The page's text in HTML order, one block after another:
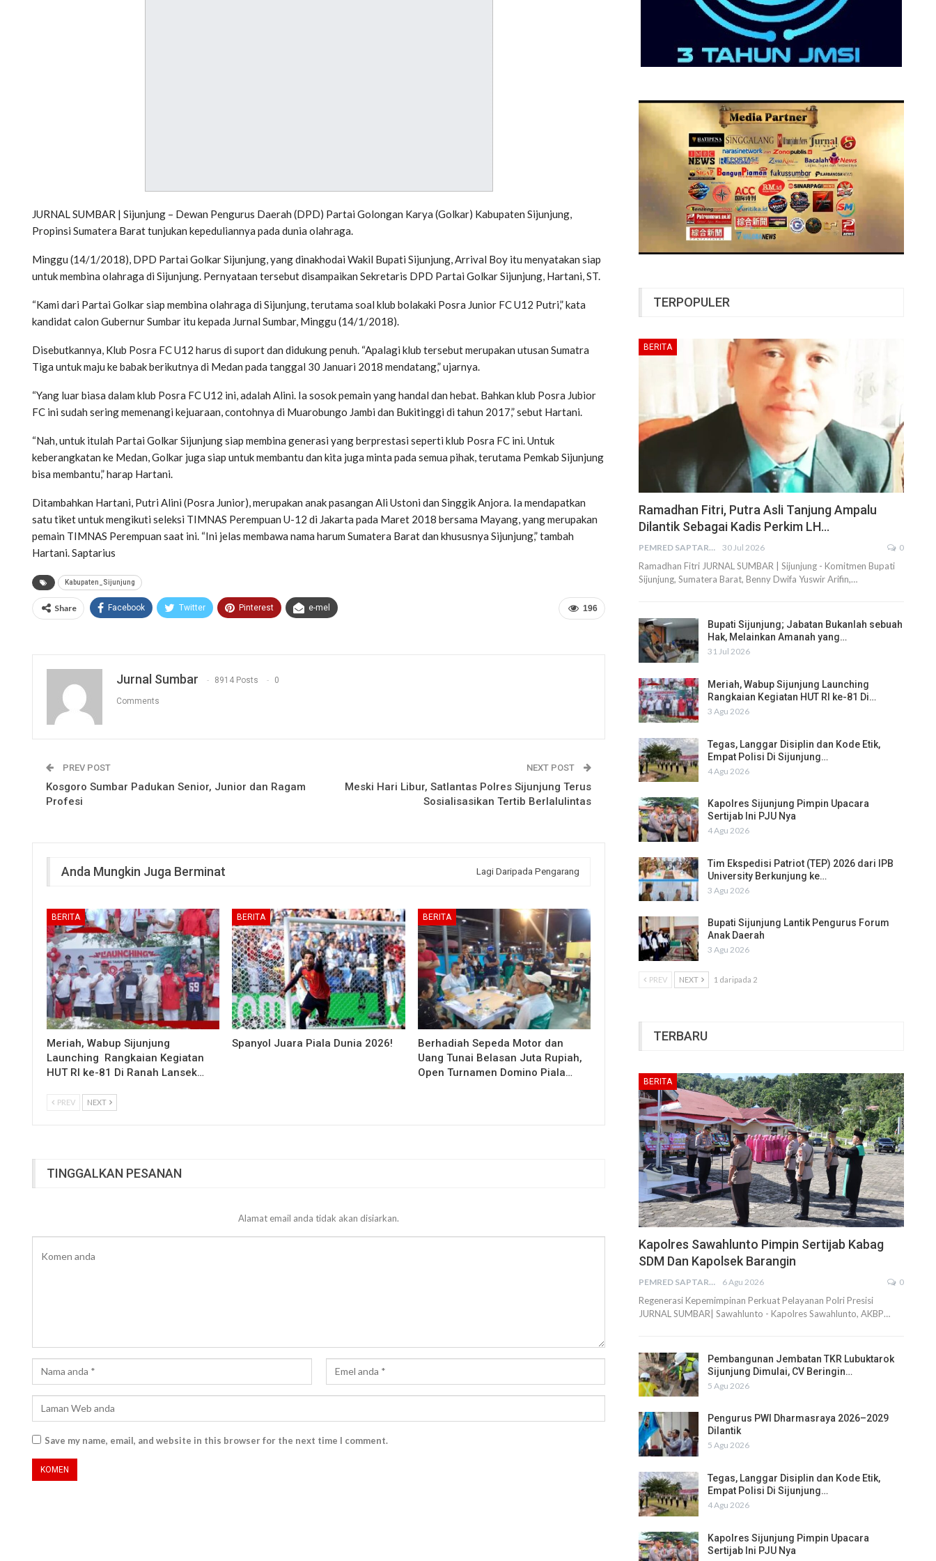
JURNAL SUMBAR | Sijunjung – Dewan Pengurus Daerah (DPD) Partai Golongan Karya (Golkar) Kabupaten Sijunjung,
Propinsi Sumatera Barat tunjukan kepeduliannya pada dunia olahraga.
Minggu (14/1/2018), DPD Partai Golkar Sijunjung, yang dinakhodai Wakil Bupati Sijunjung, Arrival Boy itu menyatakan siap
untuk membina olahraga di Sijunjung. Pernyataan tersebut disampaikan Sekretaris DPD Partai Golkar Sijunjung, Hartani, ST.
“Kami dari Partai Golkar siap membina olahraga di Sijunjung, terutama soal klub bolakaki Posra Junior FC U12 Putri,” kata
kandidat calon Gubernur Sumbar itu kepada Jurnal Sumbar, Minggu (14/1/2018).
Disebutkannya, Klub Posra FC U12 harus di suport dan didukung penuh. “Apalagi klub tersebut merupakan utusan Sumatra
Tiga untuk maju ke babak berikutnya di Medan pada tanggal 30 Januari 2018 mendatang,” ujarnya.
“Yang luar biasa dalam klub Posra FC U12 ini, adalah Alini. Ia sosok pemain yang handal dan hebat. Bahkan klub Posra Jubior
FC ini sudah sering memenangi kejuaraan, contohnya di Muarobungo Jambi dan Bukitinggi di tahun 2017,” sebut Hartani.
“Nah, untuk itulah Partai Golkar Sijunjung siap membina generasi yang berprestasi seperti klub Posra FC ini. Untuk
keberangkatan ke Medan, Golkar juga siap untuk membantu dan kita juga minta pada semua pihak, terutama Pemkab Sijunjung
bisa membantu,” harap Hartani.
Ditambahkan Hartani, Putri Alini (Posra Junior), merupakan anak pasangan Ali Ustoni dan Singgik Anjora. Ia mendapatkan
satu tiket untuk mengikuti seleksi TIMNAS Perempuan U-12 di Jakarta pada Maret 2018 bersama Mayang, yang merupakan
pemain TIMNAS Perempuan saat ini. “Ini jelas membawa nama harum Sumatera Barat dan khususnya Sijunjung,” tambah
Hartani. Saptarius
Kabupaten_Sijunjung
196
Share Facebook Twitter Pinterest e-mel
Jurnal Sumbar 8914 Posts 0
Comments
PREV POST
Kosgoro Sumbar Padukan Senior, Junior dan Ragam
Profesi
NEXT POST
Meski Hari Libur, Satlantas Polres Sijunjung Terus
Sosialisasikan Tertib Berlalulintas
Anda Mungkin Juga Berminat Lagi Daripada Pengarang
BERITA
Meriah, Wabup Sijunjung
Launching Rangkaian Kegiatan
HUT RI ke-81 Di Ranah Lansek…
BERITA
Spanyol Juara Piala Dunia 2026!
BERITA
Berhadiah Sepeda Motor dan
Uang Tunai Belasan Juta Rupiah,
Open Turnamen Domino Piala…
PREV NEXT
TINGGALKAN PESANAN
Alamat email anda tidak akan disiarkan.
Save my name, email, and website in this browser for the next time I comment.
TERPOPULER
BERITA
Ramadhan Fitri, Putra Asli Tanjung Ampalu
Dilantik Sebagai Kadis Perkim LH…
PEMRED SAPTARIUS 30 Jul 2026 0
Ramadhan Fitri JURNAL SUMBAR | Sijunjung - Komitmen Bupati
Sijunjung, Sumatera Barat, Benny Dwifa Yuswir Arifin,…
Bupati Sijunjung; Jabatan Bukanlah sebuah
Hak, Melainkan Amanah yang…
31 Jul 2026
Meriah, Wabup Sijunjung Launching
Rangkaian Kegiatan HUT RI ke-81 Di…
3 Agu 2026
Tegas, Langgar Disiplin dan Kode Etik,
Empat Polisi Di Sijunjung…
4 Agu 2026
Kapolres Sijunjung Pimpin Upacara
Sertijab Ini PJU Nya
4 Agu 2026
Tim Ekspedisi Patriot (TEP) 2026 dari IPB
University Berkunjung ke…
3 Agu 2026
Bupati Sijunjung Lantik Pengurus Forum
Anak Daerah
3 Agu 2026
PREV NEXT 1 daripada 2
TERBARU
BERITA
Kapolres Sawahlunto Pimpin Sertijab Kabag
SDM Dan Kapolsek Barangin
PEMRED SAPTARIUS 6 Agu 2026 0
Regenerasi Kepemimpinan Perkuat Pelayanan Polri Presisi
JURNAL SUMBAR| Sawahlunto - Kapolres Sawahlunto, AKBP…
Pembangunan Jembatan TKR Lubuktarok
Sijunjung Dimulai, CV Beringin…
5 Agu 2026
Pengurus PWI Dharmasraya 2026–2029
Dilantik
5 Agu 2026
Tegas, Langgar Disiplin dan Kode Etik,
Empat Polisi Di Sijunjung…
4 Agu 2026
Kapolres Sijunjung Pimpin Upacara
Sertijab Ini PJU Nya